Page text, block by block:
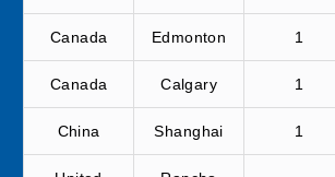
Canada Edmonton 1
Canada Calgary 1
China Shanghai 1